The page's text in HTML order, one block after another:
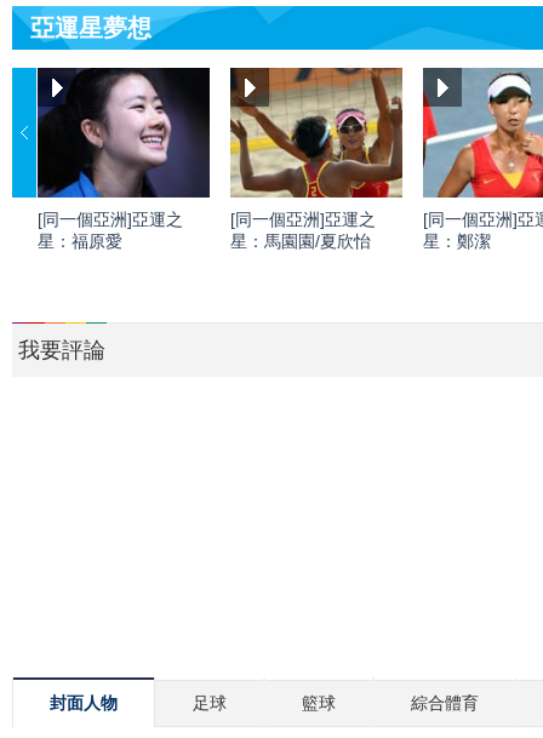
亞運星夢想
[同一個亞洲]亞運之
星：福原愛
[同一個亞洲]亞運之
星：馬園園/夏欣怡
[同一個亞洲]亞
星：鄭潔
我要評論
封面人物 足球 籃球 綜合體育